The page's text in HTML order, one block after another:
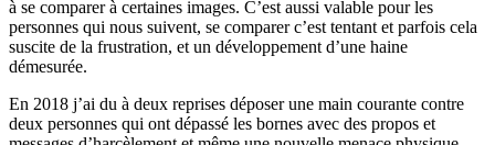
à se comparer à certaines images. C’est aussi valable pour les
personnes qui nous suivent, se comparer c’est tentant et parfois cela
suscite de la frustration, et un développement d’une haine
démesurée.
En 2018 j’ai du à deux reprises déposer une main courante contre
deux personnes qui ont dépassé les bornes avec des propos et